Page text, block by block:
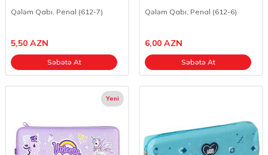
Qələm Qabı, Penal (612-7)
5,50 AZN
Səbətə At
Qələm Qabı, Penal (612-6)
6,00 AZN
Səbətə At
Yeni